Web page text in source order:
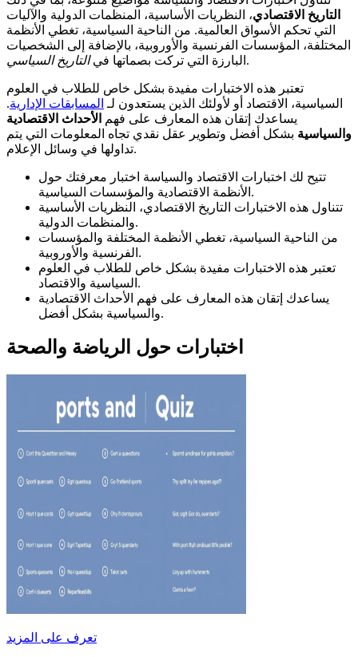
التاريخ الاقتصادي، النظريات الأساسية، المنظمات الدولية والآليات
التي تحكم الأسواق العالمية. من الناحية السياسية، تغطي الأنظمة
المختلفة، المؤسسات الفرنسية والأوروبية، بالإضافة إلى الشخصيات
البارزة التي تركت بصماتها فيالتاريخ السياسي .
تعتبر هذه الاختبارات مفيدة بشكل خاص للطلاب في العلوم
السياسية، الاقتصاد أو لأولئك الذين يستعدون لـ المسابقات الإدارية.
يساعدك إتقان هذه المعارف على فهم الأحداث الاقتصادية
والسياسية بشكل أفضل وتطوير عقل نقدي تجاه المعلومات التي يتم
تداولها في وسائل الإعلام.
تتيح لك اختبارات الاقتصاد والسياسة اختبار معرفتك حول
الأنظمة الاقتصادية والمؤسسات السياسية.
تتناول هذه الاختبارات التاريخ الاقتصادي، النظريات الأساسية
والمنظمات الدولية.
من الناحية السياسية، تغطي الأنظمة المختلفة والمؤسسات
الفرنسية والأوروبية.
تعتبر هذه الاختبارات مفيدة بشكل خاص للطلاب في العلوم
السياسية والاقتصاد.
يساعدك إتقان هذه المعارف على فهم الأحداث الاقتصادية
والسياسية بشكل أفضل.
اختبارات حول الرياضة والصحة
تعرف على المزيد